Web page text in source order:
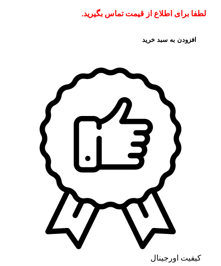
لطفا برای اطلاع از قیمت تماس بگیرید.
افزودن به سبد خرید
کیفیت اورجینال